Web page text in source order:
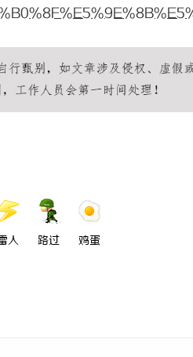
人 路过 鸡蛋